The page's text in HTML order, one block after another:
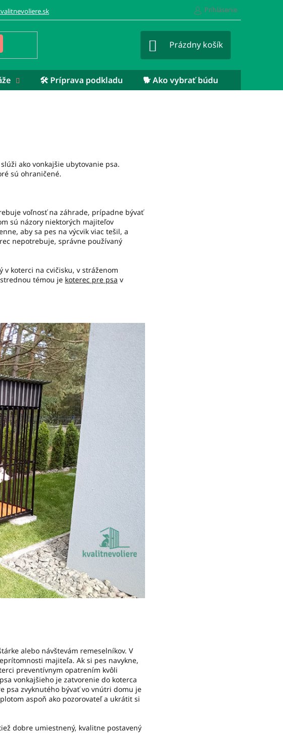
Prihlásenie
NÁKUPNÝ
Prázdny košík
🛠️ Príprava podkladu 🐕 Ako vybrať búdu
ako vonkajšie ubytovanie psa.
sú ohraničené.
voľnosť na záhrade, prípadne bývať
sú názory niektorých majiteľov
aby sa pes na výcvik viac tešil, a
nepotrebuje, správne používaný
v koterci na cvičisku, v stráženom
témou je koterec pre psa v
alebo návštevám remeselníkov. V
majiteľa. Ak si pes navykne,
preventívnym opatrením kvôli
vonkajšieho je zatvorenie do koterca
psa zvyknutého bývať vo vnútri domu je
aspoň ako pozorovateľ a ukrátit si
dobre umiestnený, kvalitne postavený